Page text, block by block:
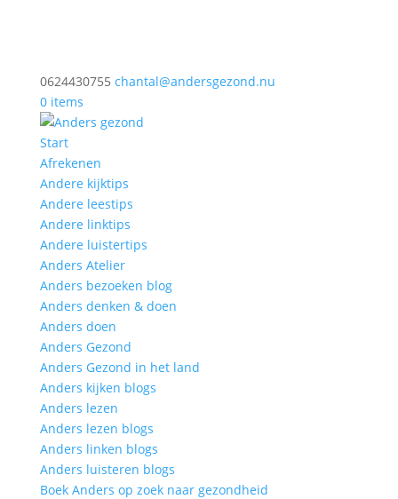
0624430755 chantal@andersgezond.nu
0 items
Start
Afrekenen
Andere kijktips
Andere leestips
Andere linktips
Andere luistertips
Anders Atelier
Anders bezoeken blog
Anders denken & doen
Anders doen
Anders Gezond
Anders Gezond in het land
Anders kijken blogs
Anders lezen
Anders lezen blogs
Anders linken blogs
Anders luisteren blogs
Boek Anders op zoek naar gezondheid